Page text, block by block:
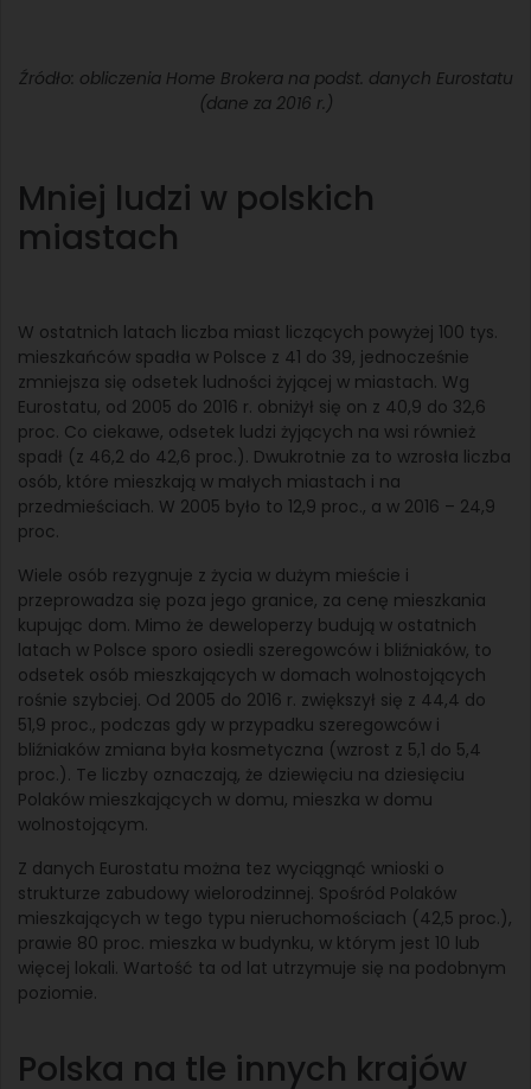
Źródło: obliczenia Home Brokera na podst. danych Eurostatu
(dane za 2016 r.)
Mniej ludzi w polskich
miastach
W ostatnich latach liczba miast liczących powyżej 100 tys.
mieszkańców spadła w Polsce z 41 do 39, jednocześnie
zmniejsza się odsetek ludności żyjącej w miastach. Wg
Eurostatu, od 2005 do 2016 r. obniżył się on z 40,9 do 32,6
proc. Co ciekawe, odsetek ludzi żyjących na wsi również
spadł (z 46,2 do 42,6 proc.). Dwukrotnie za to wzrosła liczba
osób, które mieszkają w małych miastach i na
przedmieściach. W 2005 było to 12,9 proc., a w 2016 – 24,9
proc.
Wiele osób rezygnuje z życia w dużym mieście i
przeprowadza się poza jego granice, za cenę mieszkania
kupując dom. Mimo że deweloperzy budują w ostatnich
latach w Polsce sporo osiedli szeregowców i bliźniaków, to
odsetek osób mieszkających w domach wolnostojących
rośnie szybciej. Od 2005 do 2016 r. zwiększył się z 44,4 do
51,9 proc., podczas gdy w przypadku szeregowców i
bliźniaków zmiana była kosmetyczna (wzrost z 5,1 do 5,4
proc.). Te liczby oznaczają, że dziewięciu na dziesięciu
Polaków mieszkających w domu, mieszka w domu
wolnostojącym.
Z danych Eurostatu można tez wyciągnąć wnioski o
strukturze zabudowy wielorodzinnej. Spośród Polaków
mieszkających w tego typu nieruchomościach (42,5 proc.),
prawie 80 proc. mieszka w budynku, w którym jest 10 lub
więcej lokali. Wartość ta od lat utrzymuje się na podobnym
poziomie.
Polska na tle innych krajów